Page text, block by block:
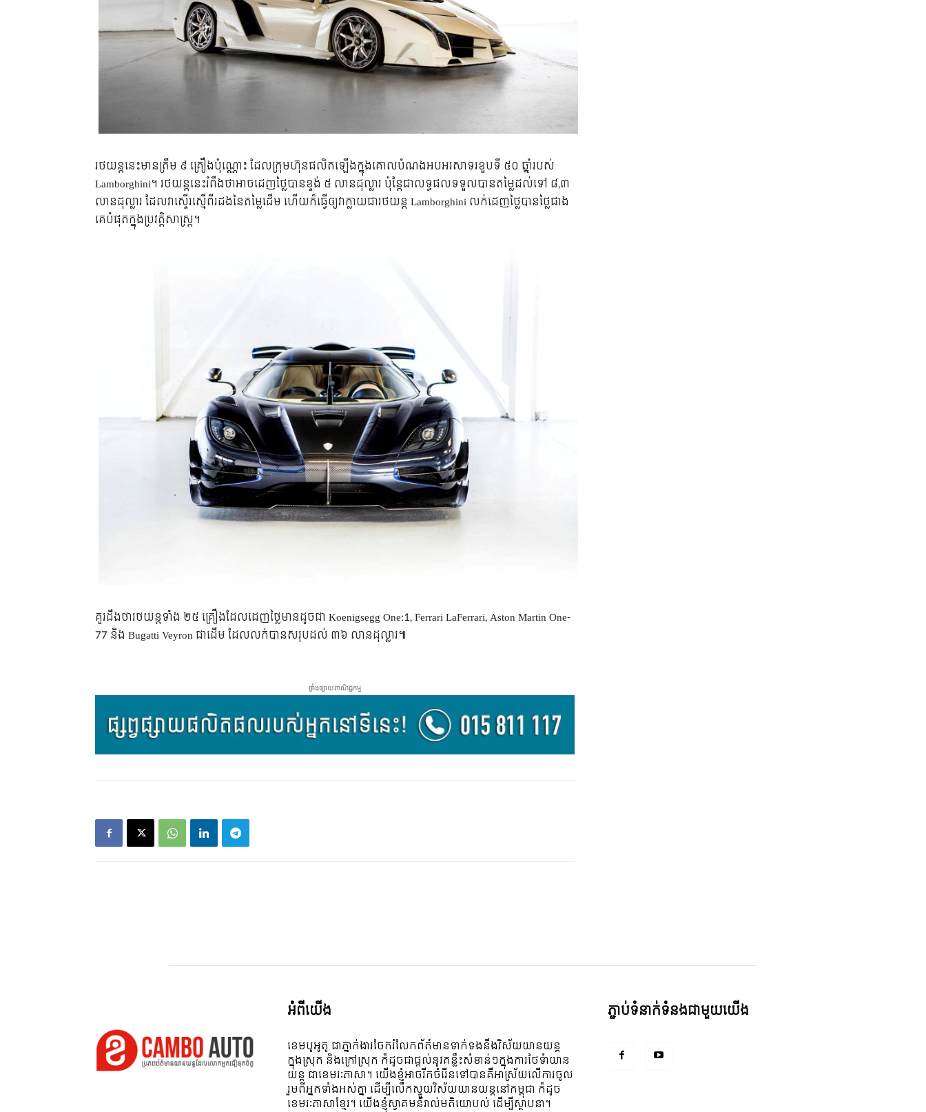
រថយន្ត​នេះ​មាន​ត្រឹម ៩ គ្រឿង​ប៉ុណ្ណោះ ដែល​​ក្រុមហ៊ុន​ផលិត​ឡើង​ក្នុង​គោល​បំណង​អបអរ​សាទរ​ខួប​ទី ៥០ ឆ្នាំ​របស់
Lamborghini។ រថយន្ត​នេះ​រំពឹង​ថា​អាច​ដេញ​ថ្លៃ​បាន​​ខ្ទង់ ៥ លាន​ដុល្លារ ប៉ុន្តែ​ជា​លទ្ធផល​ទទួល​បាន​តម្លៃ​ដល់​ទៅ ៨,៣
លាន​ដុល្លារ ដែល​វា​ស្ទើរ​ស្មើ​ពីរ​ដង​នៃ​តម្លៃ​ដើម ហើយ​ក៏​ធ្វើ​ឲ្យ​វា​ក្លាយ​ជា​រថយន្ត Lamborghini លក់​ដេញ​ថ្លៃ​បាន​ថ្លៃ​ជាង​
គេ​បំផុត​ក្នុង​ប្រវត្តិសាស្ត្រ។
គួរ​ដឹង​ថា​រថយន្ត​ទាំង ២៥ គ្រឿង​ដែល​ដេញ​ថ្លៃ​មាន​ដូច​ជា​ Koenigsegg One:1, Ferrari LaFerrari, Aston Martin One-
77 និង Bugatti Veyron ជា​ដើម ដែល​លក់​បាន​សរុប​ដល់ ៣៦ លាន​ដុល្លារ៕​​​
ផ្ទាំងផ្សាយពាណិជ្ជកម្ម
អំពី​យើង
ខេមបូអូតូ ជាភ្នាក់ងារចែករំលែកព័ត៍មានទាក់ទងនឹងវិស័យយានយន្ត
ក្នុងស្រុក និងក្រៅស្រុក ក៏ដូចជាផ្តល់នូវគន្លឹះសំខាន់ៗក្នុងការថែទំាយាន
យន្ត ជាខេមរៈភាសា។ យើងខ្ញុំអាចរីកចំរើនទៅបានគឺអាស្រ័យលើការចូល
រួមពីអ្នកទាំងអស់គ្នា ដើម្បីលើកស្ទួយវិស័យយានយន្តនៅកម្ពុជា ក៏ដូច
ខេមរៈភាសាខ្មែរ។ យើងខ្ញុំស្វាគមន៌រាល់មតិយោបល់ ដើម្បីស្ថាបនា។
ភ្ជាប់ទំនាក់ទំនងជាមួយយើង